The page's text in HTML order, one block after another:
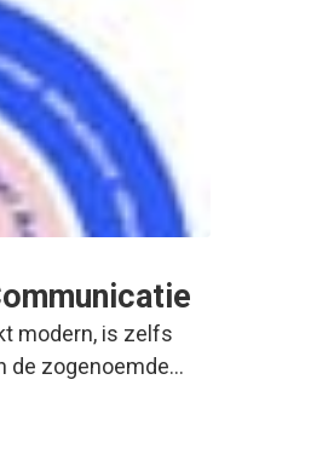
modern, is zelfs
de zogenoemde…